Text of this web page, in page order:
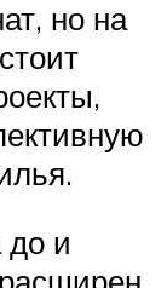
но на
до и